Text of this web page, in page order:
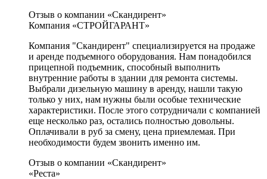
Отзыв о компании «Скандирент»
Компания «СТРОЙГАРАНТ»
Компания "Скандирент" специализируется на продаже
и аренде подъемного оборудования. Нам понадобился
прицепной подъемник, способный выполнить
внутренние работы в здании для ремонта системы.
Выбрали дизельную машину в аренду, нашли такую
только у них, нам нужны были особые технические
характеристики. После этого сотрудничали с компанией
еще несколько раз, остались полностью довольны.
Оплачивали в руб за смену, цена приемлемая. При
необходимости будем звонить именно им.
Отзыв о компании «Скандирент»
«Реста»